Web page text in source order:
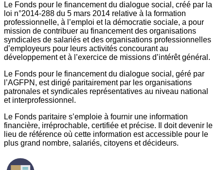
Le Fonds pour le financement du dialogue social, créé par la
loi n°2014-288 du 5 mars 2014 relative à la formation
professionnelle, à l’emploi et la démocratie sociale, a pour
mission de contribuer au financement des organisations
syndicales de salariés et des organisations professionnelles
d’employeurs pour leurs activités concourant au
développement et à l’exercice de missions d’intérêt général.
Le Fonds pour le financement du dialogue social, géré par
l’AGFPN, est dirigé paritairement par les organisations
patronales et syndicales représentatives au niveau national
et interprofessionnel.
Le Fonds paritaire s’emploie à fournir une information
financière, irréprochable, certifiée et précise. Il doit devenir le
lieu de référence où cette information est accessible pour le
plus grand nombre, salariés, citoyens et décideurs.